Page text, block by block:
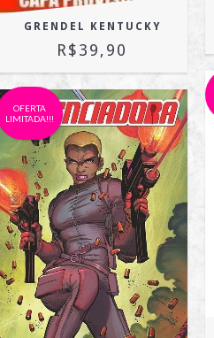
GRENDEL KENTUCKY
R$39,90
OFERTA
LIMITADA!!!